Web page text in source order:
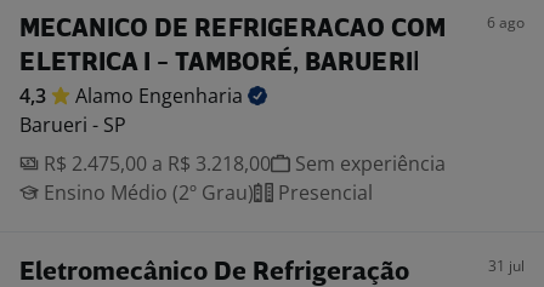
MECANICO DE REFRIGERACAO COM
ELETRICA I - TAMBORÉ, BARUERI|
6 ago
4,3 Alamo Engenharia
Barueri - SP
R$ 2.475,00 a R$ 3.218,00
Sem experiência
Ensino Médio (2º Grau)
Presencial
Eletromecânico De Refrigeração 31 jul